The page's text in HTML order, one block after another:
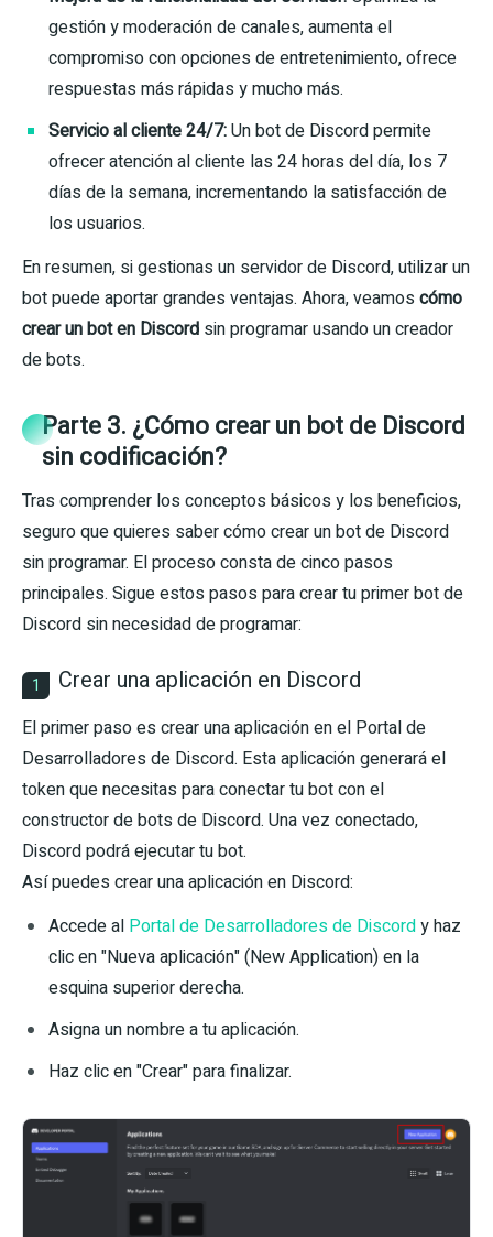
gestión y moderación de canales, aumenta el
compromiso con opciones de entretenimiento, ofrece
respuestas más rápidas y mucho más.
Servicio al cliente 24/7:Un bot de Discord permite
ofrecer atención al cliente las 24 horas del día, los 7
días de la semana, incrementando la satisfacción de
los usuarios.
En resumen, si gestionas un servidor de Discord, utilizar un
bot puede aportar grandes ventajas. Ahora, veamos cómo
crear un bot en Discord sin programar usando un creador
de bots.
Parte 3. ¿Cómo crear un bot de Discord
sin codificación?
Tras comprender los conceptos básicos y los beneficios,
seguro que quieres saber cómo crear un bot de Discord
sin programar. El proceso consta de cinco pasos
principales. Sigue estos pasos para crear tu primer bot de
Discord sin necesidad de programar:
1 Crear una aplicación en Discord
El primer paso es crear una aplicación en el Portal de
Desarrolladores de Discord. Esta aplicación generará el
token que necesitas para conectar tu bot con el
constructor de bots de Discord. Una vez conectado,
Discord podrá ejecutar tu bot.
Así puedes crear una aplicación en Discord:
Accede al Portal de Desarrolladores de Discordy haz
clic en "Nueva aplicación" (New Application) en la
esquina superior derecha.
Asigna un nombre a tu aplicación.
Haz clic en "Crear" para finalizar.